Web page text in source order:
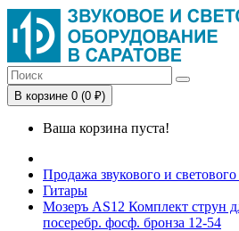
В корзине 0 (0 ₽)
Ваша корзина пуста!
Продажа звукового и
Гитары
Мозеръ AS12 Комплект струн
посеребр. фосф. бронза 12-54